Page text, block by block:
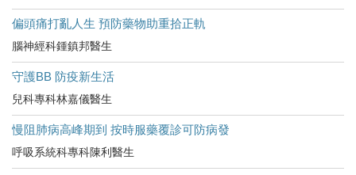
偏頭痛打亂人生 預防藥物助重拾正軌
腦神經科鍾鎮邦醫生
守護BB 防疫新生活
兒科專科林嘉儀醫生
慢阻肺病高峰期到 按時服藥覆診可防病發
呼吸系統科專科陳利醫生